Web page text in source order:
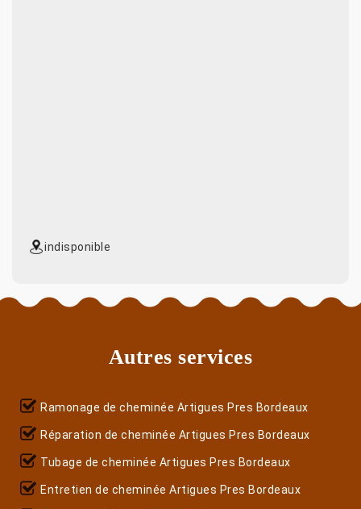
indisponible
Autres services
Ramonage de cheminée Artigues Pres Bordeaux
Réparation de cheminée Artigues Pres Bordeaux
Tubage de cheminée Artigues Pres Bordeaux
Entretien de cheminée Artigues Pres Bordeaux